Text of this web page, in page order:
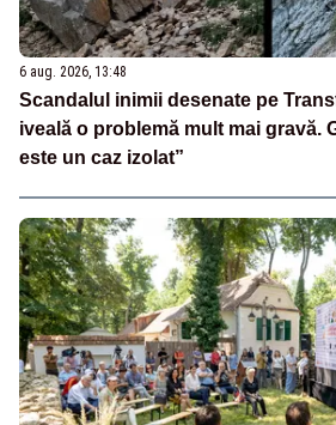
6 aug. 2026, 13:48
Scandalul inimii desenate pe
iveală o problemă mult mai gravă.
este un caz izolat”